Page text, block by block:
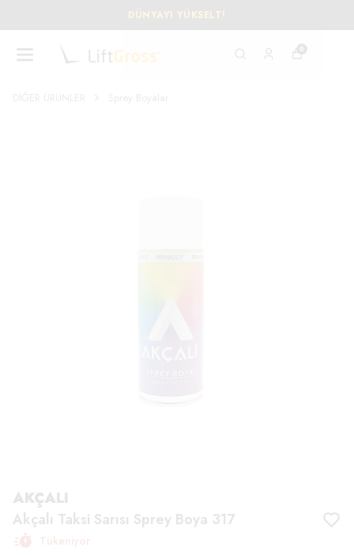
DÜNYAYI YÜKSELT!
0
AKÇALI
Akçalı Taksi Sarısı Sprey Boya 317